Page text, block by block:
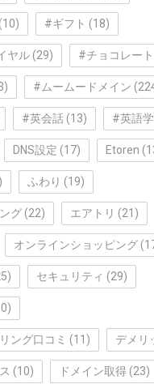
(10) #ギフト (18)
ヤル (29) #チョコレート
#ムームードメイン
#英会話 (13) #英語
DNS設定 (17) Etoren
ふわり (19)
グ (22) エアトリ (21)
オンラインショッピング
セキュリティ (29)
ング口コミ (11) デメリ
(10) ドメイン取得 (23)